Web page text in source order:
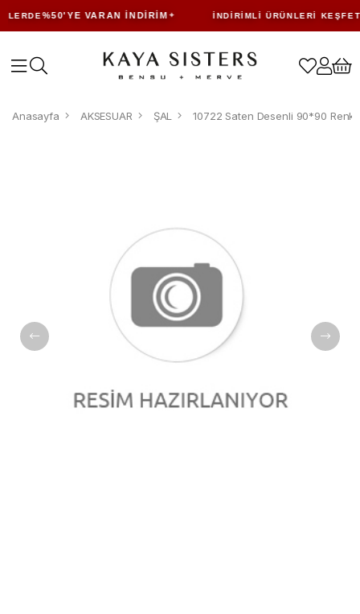
%50'YE VARAN İNDIRIM İNDIRIMLI ÜRÜNLERI KEŞFET
Anasayfa AKSESUAR ŞAL 10722 Saten Desenli 90*90